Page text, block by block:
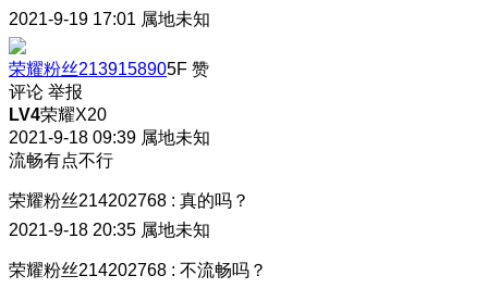
2021-9-19 17:01 属地未知
荣耀粉丝2139158905F 赞
评论 举报
LV4荣耀X20
2021-9-18 09:39 属地未知
流畅有点不行
荣耀粉丝214202768 : 真的吗？
2021-9-18 20:35 属地未知
荣耀粉丝214202768 : 不流畅吗？